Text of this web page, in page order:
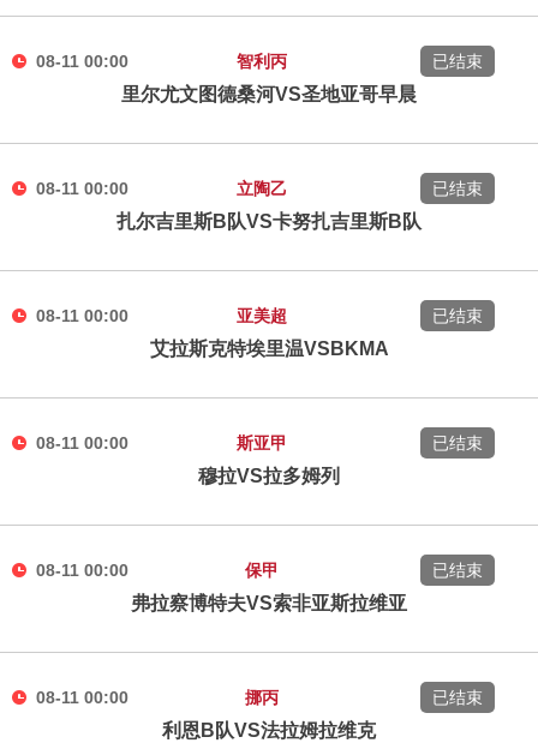
08-11 00:00 智利丙
里尔尤文图德桑河VS圣地亚哥早晨
已结束
08-11 00:00 立陶乙
扎尔吉里斯B队VS卡努扎吉里斯B队
已结束
08-11 00:00 亚美超
艾拉斯克特埃里温VSBKMA
已结束
08-11 00:00 斯亚甲
穆拉VS拉多姆列
已结束
08-11 00:00 保甲
弗拉察博特夫VS索非亚斯拉维亚
已结束
08-11 00:00 挪丙
利恩B队VS法拉姆拉维克
已结束